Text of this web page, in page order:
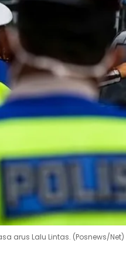
arus Lalu Lintas. (Posnews/Net)